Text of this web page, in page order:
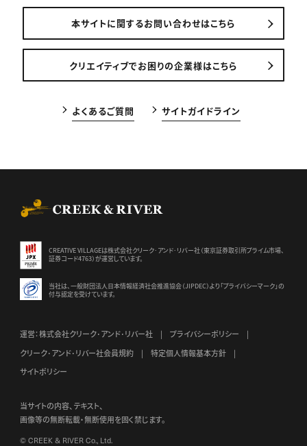
本サイトに関するお問い合わせはこちら
クリエイティブでお困りの企業様はこちら
よくあるご質問 サイトガイドライン
CREATIVE VILLAGEは株式会社クリーク･アンド･リバー社（東京証券取引所プライム市場、
証券コード4763）が運営しています。
当社は、一般財団法人日本情報経済社会推進協会（JIPDEC）より 「プライバシーマーク」の
付与認定を受けています。
運営：株式会社クリーク･アンド･リバー社
プライバシーポリシー
クリーク･アンド･リバー社会員規約
特定個人情報基本方針
サイトポリシー
当サイトの内容、テキスト、
画像等の無断転載・無断使用を固く禁じます。
© CREEK & RIVER Co., Ltd.